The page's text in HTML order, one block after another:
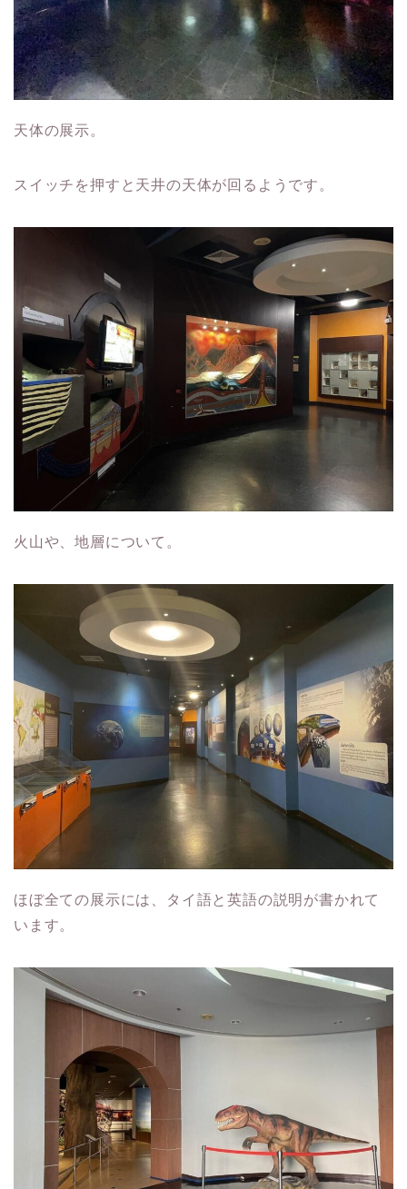
天体の展示。
スイッチを押すと天井の天体が回るようです。
火山や、地層について。
ほぼ全ての展示には、タイ語と英語の説明が書かれて
います。